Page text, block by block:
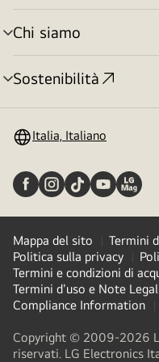
menu
Chi siamo
Attivazione
menu
Sostenibilità
Attivazione
Italia, Italiano
Mappa del sito
Termini
Politica sulla privacy
Termini e condizioni di
Termini d'uso e Note
Compliance Information
Copyright © 2009-2026
riservati. LG Electronics